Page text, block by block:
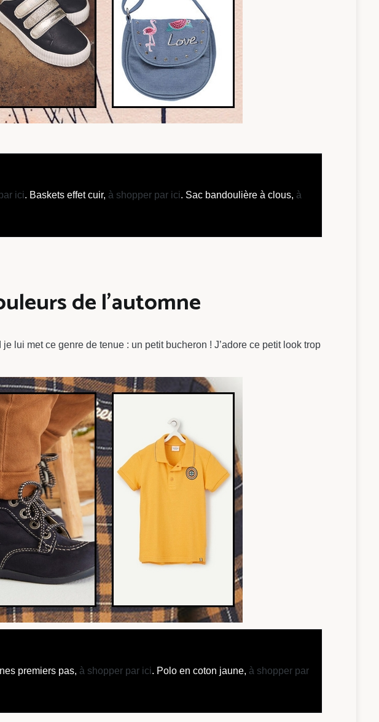
ici. Baskets effet cuir, à shopper par ici. Sac bandoulière à clous, à
de l’automne
lui met ce genre de tenue : un petit bucheron ! J’adore ce petit look trop
premiers pas, à shopper par ici. Polo en coton jaune, à shopper par